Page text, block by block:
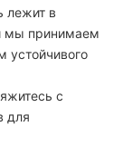
лежит в
мы принимаем
устойчивого
с
для